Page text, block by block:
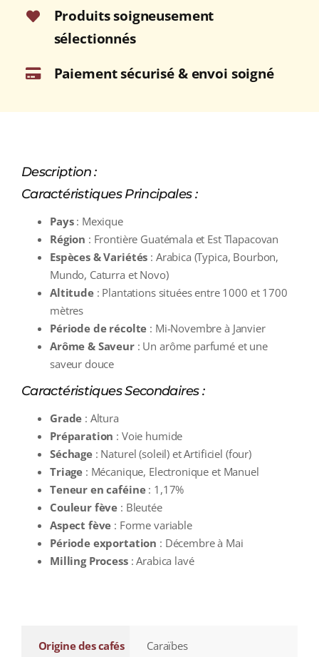
Produits soigneusement
sélectionnés
Paiement sécurisé & envoi soigné
Description :
Caractéristiques Principales :
Pays: Mexique
Région : Frontière Guatémala et Est Tlapacovan
Espèces & Variétés : Arabica (Typica, Bourbon,
Mundo, Caturra et Novo)
Altitude: Plantations situées entre 1000 et 1700
mètres
Période de récolte : Mi-Novembre à Janvier
Arôme & Saveur: Un arôme parfumé et une
saveur douce
Caractéristiques Secondaires :
Grade : Altura
Préparation : Voie humide
Séchage: Naturel (soleil) et Artificiel (four)
Triage : Mécanique, Electronique et Manuel
Teneur en caféine: 1,17%
Couleur fève : Bleutée
Aspect fève : Forme variable
Période exportation : Décembre à Mai
Milling Process: Arabica lavé
Origine des cafés Caraïbes